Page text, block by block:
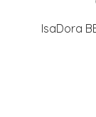
IsaDora